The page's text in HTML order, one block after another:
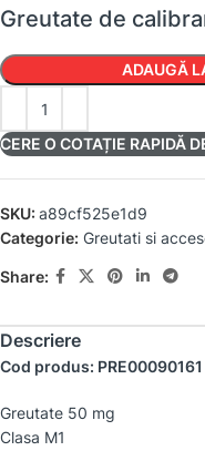
Greutate de
ADAUGĂ
CERE O COTAȚIE RAPIDĂ
SKU: a89cf525e1d9
Categorie: Greutati si
Share:
Descriere
Cod produs: PRE00090161
Greutate 50 mg
Clasa M1